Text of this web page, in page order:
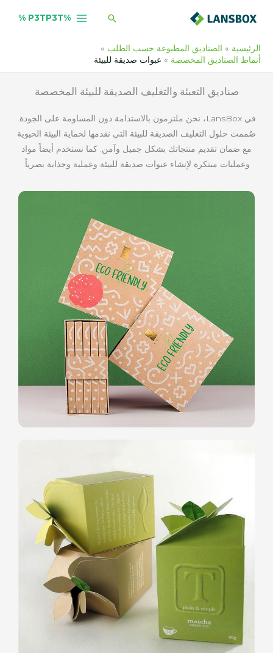
البحث %P3TP3T %
الرئيسية
الصناديق المطبوعة حسب الطلب
أنماط الصناديق المخصصة
عبوات صديقة للبيئة
صناديق التعبئة والتغليف الصديقة للبيئة المخصصة
في LansBox، نحن ملتزمون بالاستدامة دون المساومة على الجودة.
صُممت حلول التغليف الصديقة للبيئة التي نقدمها لحماية البيئة الحيوية
مع ضمان تقديم منتجاتك بشكل جميل وآمن. كما نستخدم أيضاً مواد
وعمليات مبتكرة لإنشاء عبوات صديقة للبيئة وعملية وجذابة بصرياً.